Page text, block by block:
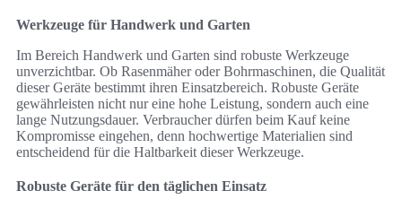
Werkzeuge für Handwerk und Garten
Im Bereich Handwerk und Garten sind robuste Werkzeuge
unverzichtbar. Ob Rasenmäher oder Bohrmaschinen, die Qualität
dieser Geräte bestimmt ihren Einsatzbereich. Robuste Geräte
gewährleisten nicht nur eine hohe Leistung, sondern auch eine
lange Nutzungsdauer. Verbraucher dürfen beim Kauf keine
Kompromisse eingehen, denn hochwertige Materialien sind
entscheidend für die Haltbarkeit dieser Werkzeuge.
Robuste Geräte für den täglichen Einsatz